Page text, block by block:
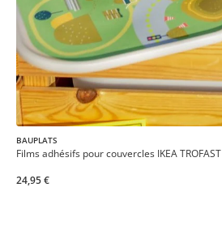
BAUPLATS
Films adhésifs pour couvercles IKEA TROFAST
24,95 €